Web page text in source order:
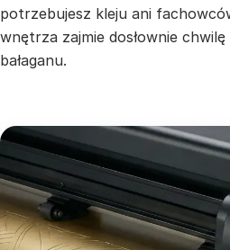
potrzebujesz kleju ani
wnętrza zajmie dosłownie
bałaganu.